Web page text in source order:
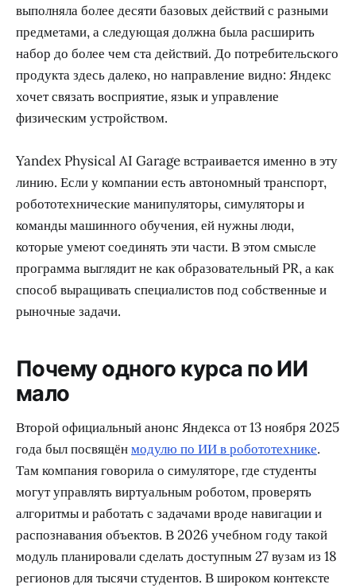
выполняла более десяти базовых действий с разными
предметами, а следующая должна была расширить
набор до более чем ста действий. До потребительского
продукта здесь далеко, но направление видно: Яндекс
хочет связать восприятие, язык и управление
физическим устройством.
Yandex Physical AI Garage встраивается именно в эту
линию. Если у компании есть автономный транспорт,
робототехнические манипуляторы, симуляторы и
команды машинного обучения, ей нужны люди,
которые умеют соединять эти части. В этом смысле
программа выглядит не как образовательный PR, а как
способ выращивать специалистов под собственные и
рыночные задачи.
Почему одного курса по ИИ
мало
Второй официальный анонс Яндекса от 13 ноября 2025
года был посвящёнмодулю по ИИ в робототехнике.
Там компания говорила о симуляторе, где студенты
могут управлять виртуальным роботом, проверять
алгоритмы и работать с задачами вроде навигации и
распознавания объектов. В 2026 учебном году такой
модуль планировали сделать доступным 27 вузам из 18
регионов для тысячи студентов. В широком контексте